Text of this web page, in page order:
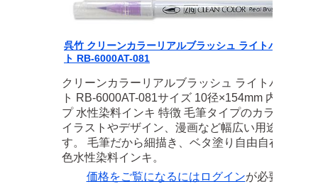
呉竹 クリーンカラーリアルブラッシュ ライトバイオレッ
ト RB-6000AT-081
クリーンカラーリアルブラッシュ ライトバイオレ
ト RB-6000AT-081サイズ 10径×154mm 内容 筆タ
プ 水性染料インキ 特徴 毛筆タイプのカラーペン
イラストやデザイン、漫画など幅広い用途に使え
す。 毛筆だから細描き、ベタ塗り自由自在！ 全48
色水性染料インキ。
価格をご覧になるには ログインが必要です